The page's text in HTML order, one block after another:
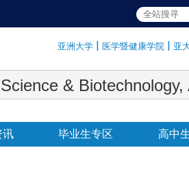
亚洲大学 | 医学暨健康学院 | 亚
& Biotechnology,
讯 毕业生专区 高中